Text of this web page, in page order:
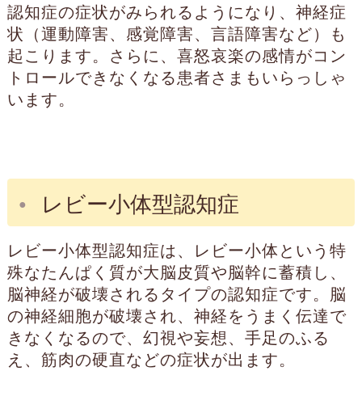
認知症の症状がみられるようになり、神経症
状（運動障害、感覚障害、言語障害など）も
起こります。さらに、喜怒哀楽の感情がコン
トロールできなくなる患者さまもいらっしゃ
います。
レビー小体型認知症
レビー小体型認知症は、レビー小体という特
殊なたんぱく質が大脳皮質や脳幹に蓄積し、
脳神経が破壊されるタイプの認知症です。脳
の神経細胞が破壊され、神経をうまく伝達で
きなくなるので、幻視や妄想、手足のふる
え、筋肉の硬直などの症状が出ます。